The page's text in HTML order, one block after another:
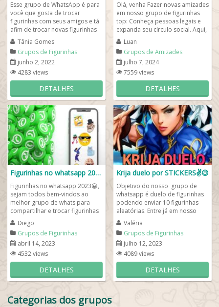
Esse grupo de WhatsApp é para
você que gosta de trocar
figurinhas com seus amigos e tá
afim de trocar novas figurinhas
pra deixar suas mensagens
mais...
Tânia Gomes
Grupos de Figurinhas
junho 2, 2022
4283 views
DETALHES
Olá, venha Fazer novas amizades
em nosso grupo de figurinhas
top: Conheça pessoas legais e
expanda seu círculo social. Aqui,
você pode conversar sobre...
Luan
Grupos de Amizades
julho 7, 2024
7559 views
DETALHES
Figurinhas no whatsapp 2023😀
Figurinhas no whatsapp 2023😀,
sejam todos bem-vindos ao
melhor grupo de whats para
compartilhar e trocar figurinhas
e stickers novos. Troque suas
figurinhas...
Diego
Grupos de Figurinhas
abril 14, 2023
4532 views
DETALHES
Krija duelo por STICKERS✌️😉
Objetivo do nosso grupo de
whatsapp é duelo de figurinhas
podendo enviar 10 figurinhas
aleatórias. Entre já em nosso
grupo de figurinhas e aproveite
para...
Valéria
Grupos de Figurinhas
julho 12, 2023
4089 views
DETALHES
Categorias dos grupos